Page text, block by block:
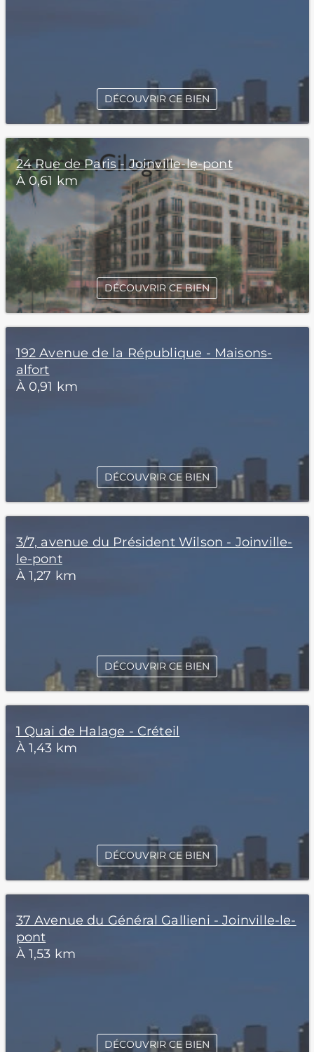
DÉCOUVRIR CE BIEN
24 Rue de Paris - Joinville-le-pont
À 0,61 km
DÉCOUVRIR CE BIEN
192 Avenue de la République - Maisons-
alfort
À 0,91 km
DÉCOUVRIR CE BIEN
3/7, avenue du Président Wilson - Joinville-
le-pont
À 1,27 km
DÉCOUVRIR CE BIEN
1 Quai de Halage - Créteil
À 1,43 km
DÉCOUVRIR CE BIEN
37 Avenue du Général Gallieni - Joinville-le-
pont
À 1,53 km
DÉCOUVRIR CE BIEN